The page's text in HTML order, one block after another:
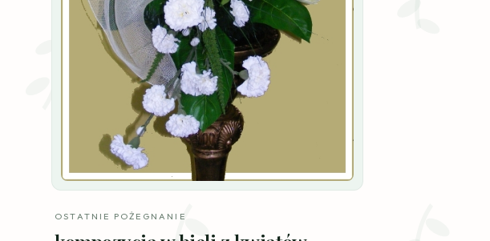
OSTATNIE POŻEGNANIE